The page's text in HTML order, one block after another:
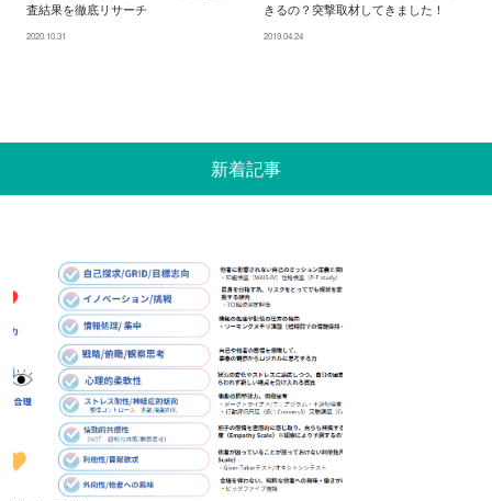
査結果を徹底リサーチ
2020.10.31
きるの？突撃取材してきました！
2019.04.24
新着記事